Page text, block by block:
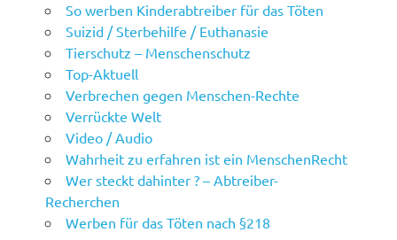
So werben Kinderabtreiber für das Töten
Suizid / Sterbehilfe / Euthanasie
Tierschutz – Menschenschutz
Top-Aktuell
Verbrechen gegen Menschen-Rechte
Verrückte Welt
Video / Audio
Wahrheit zu erfahren ist ein MenschenRecht
Wer steckt dahinter ? – Abtreiber-
Recherchen
Werben für das Töten nach §218